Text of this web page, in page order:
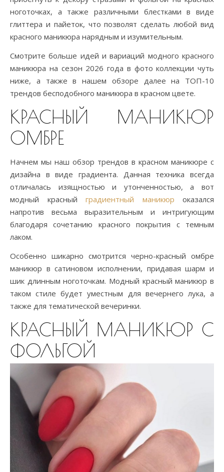
ноготочках, а также различными блестками в виде
глиттера и пайеток, что позволят сделать любой вид
красного маникюра нарядным и изумительным.
Смотрите больше идей и вариаций модного красного
маникюра на сезон 2026 года в фото коллекции чуть
ниже, а также в нашем обзоре далее на ТОП-10
трендов бесподобного маникюра в красном цвете.
КРАСНЫЙ МАНИКЮР
ОМБРЕ
Начнем мы наш обзор трендов в красном маникюре с
дизайна в виде градиента. Данная техника всегда
отличалась изящностью и утонченностью, а вот
модный красный градиентный маникюр оказался
напротив весьма выразительным и интригующим
благодаря сочетанию красного покрытия с темным
лаком.
Особенно шикарно смотрится черно-красный омбре
маникюр в сатиновом исполнении, придавая шарм и
шик длинным ноготочкам. Модный красный маникюр в
таком стиле будет уместным для вечернего лука, а
также для тематической вечеринки.
КРАСНЫЙ МАНИКЮР С
ФОЛЬГОЙ